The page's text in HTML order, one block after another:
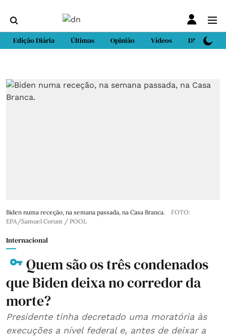
Edição Diária Últimas Opinião Vídeos DN Sport
Biden numa receção, na semana passada, na Casa Branca.
FOTO:
EPA/Samuel Corum / POOL
Internacional
Quem são os três condenados
que Biden deixa no corredor da
morte?
Presidente tinha decretado uma moratória às
execuções a nível federal e, antes de deixar a